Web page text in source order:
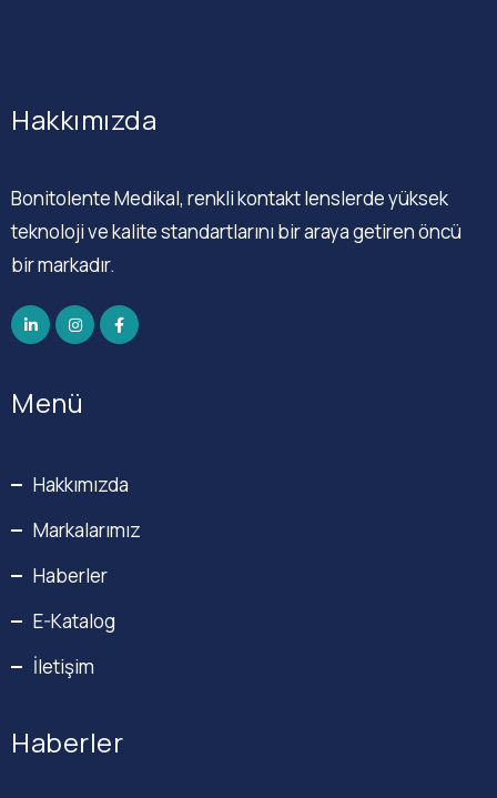
Hakkımızda
Bonitolente Medikal, renkli kontakt lenslerde yüksek
teknoloji ve kalite standartlarını bir araya getiren öncü
bir markadır.
Menü
Hakkımızda
Markalarımız
Haberler
E-Katalog
İletişim
Haberler